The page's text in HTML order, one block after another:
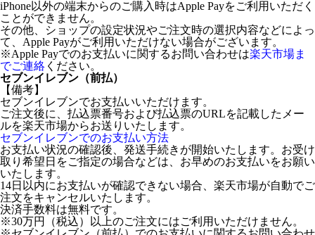
iPhone以外の端末からのご購入時はApple Payをご利用いただく
ことができません。
その他、ショップの設定状況やご注文時の選択内容などによっ
て、Apple Payがご利用いただけない場合がございます。
※Apple Payでのお支払いに関するお問い合わせは楽天市場ま
でご連絡 ください。
セブンイレブン（前払）
【備考】
セブンイレブンでお支払いいただけます。
ご注文後に、払込票番号および払込票のURLを記載したメー
ルを楽天市場からお送りいたします。
セブンイレブンでのお支払い方法
お支払い状況の確認後、発送手続きが開始いたします。お受け
取り希望日をご指定の場合などは、お早めのお支払いをお願い
いたします。
14日以内にお支払いが確認できない場合、楽天市場が自動でご
注文をキャンセルいたします。
決済手数料は無料です。
※30万円（税込）以上のご注文にはご利用いただけません。